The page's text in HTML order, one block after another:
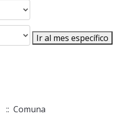
Ir al mes específico
:: Comuna